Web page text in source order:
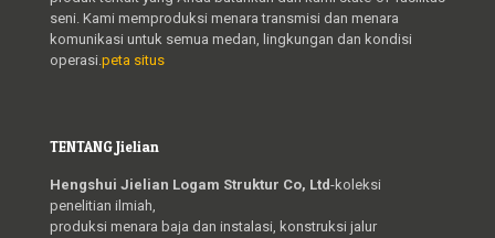
seni. Kami memproduksi menara transmisi dan menara
komunikasi untuk semua medan, lingkungan dan kondisi
operasi.peta situs
TENTANG Jielian
Hengshui Jielian Logam Struktur Co, Ltd-koleksi
penelitian ilmiah,
produksi menara baja dan instalasi, konstruksi jalur